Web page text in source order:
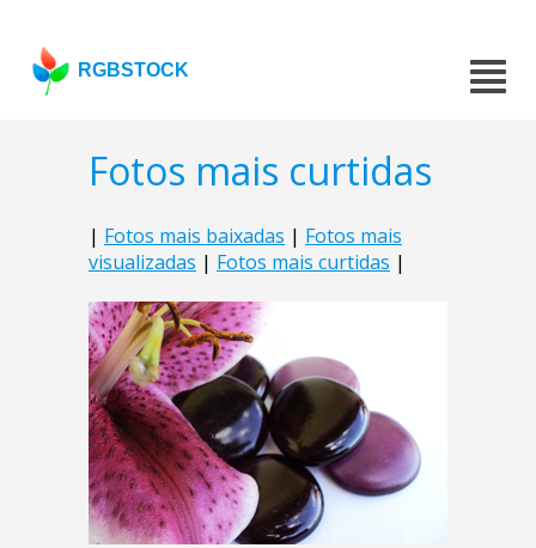
RGBSTOCK
Fotos mais curtidas
| Fotos mais baixadas | Fotos mais
visualizadas | Fotos mais curtidas |